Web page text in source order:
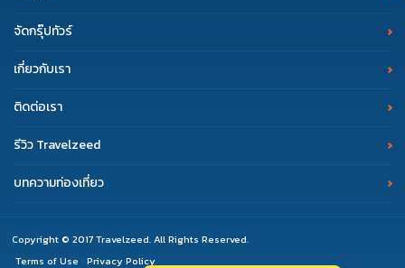
จัดกรุ๊ปทัวร์
เกี่ยวกับเรา
ติดต่อเรา
รีวิว Travelzeed
บทความท่องเที่ยว
Copyright © 2017 Travelzeed. All Rights Reserved.
Terms of Use
Privacy Policy